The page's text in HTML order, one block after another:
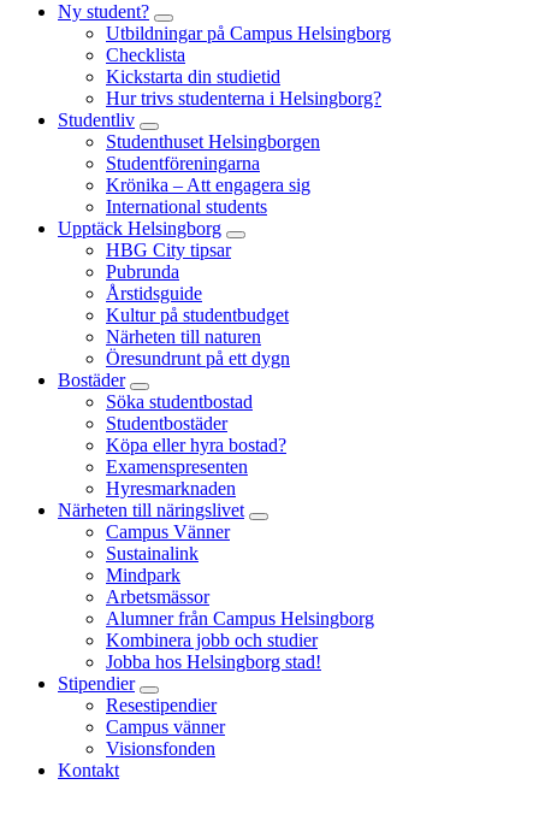
Ny student?
Utbildningar på Campus Helsingborg
Checklista
Kickstarta din studietid
Hur trivs studenterna i Helsingborg?
Studentliv
Studenthuset Helsingborgen
Studentföreningarna
Krönika – Att engagera sig
International students
Upptäck Helsingborg
HBG City tipsar
Pubrunda
Årstidsguide
Kultur på studentbudget
Närheten till naturen
Öresundrunt på ett dygn
Bostäder
Söka studentbostad
Studentbostäder
Köpa eller hyra bostad?
Examenspresenten
Hyresmarknaden
Närheten till näringslivet
Campus Vänner
Sustainalink
Mindpark
Arbetsmässor
Alumner från Campus Helsingborg
Kombinera jobb och studier
Jobba hos Helsingborg stad!
Stipendier
Resestipendier
Campus vänner
Visionsfonden
Kontakt